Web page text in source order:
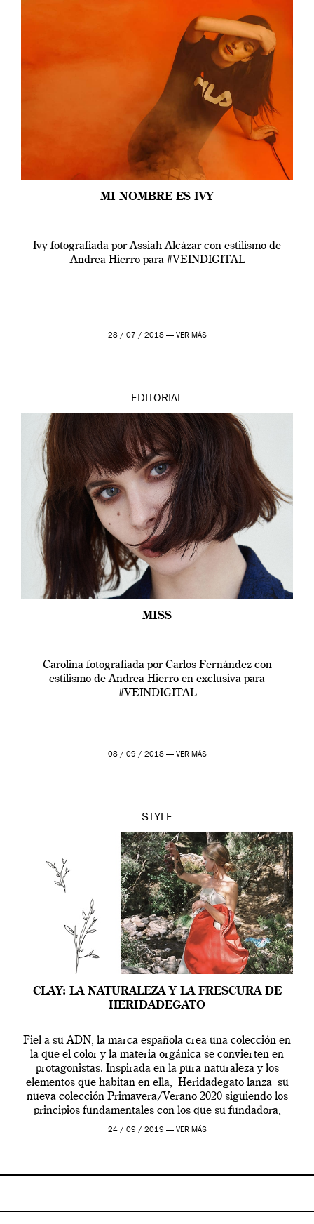
MI NOMBRE ES IVY
Ivy fotografiada por Assiah Alcázar con estilismo de
Andrea Hierro para #VEINDIGITAL
28 / 07 / 2018 — VER MÁS
EDITORIAL
MISS
Carolina fotografiada por Carlos Fernández con
estilismo de Andrea Hierro en exclusiva para
#VEINDIGITAL
08 / 09 / 2018 — VER MÁS
STYLE
CLAY: LA NATURALEZA Y LA FRESCURA DE
HERIDADEGATO
Fiel a su ADN, la marca española crea una colección en
la que el color y la materia orgánica se convierten en
protagonistas. Inspirada en la pura naturaleza y los
elementos que habitan en ella, Heridadegato lanza su
nueva colección Primavera/Verano 2020 siguiendo los
principios fundamentales con los que su fundadora,
María Rosenfeldt, daba vida a […]
24 / 09 / 2019 — VER MÁS